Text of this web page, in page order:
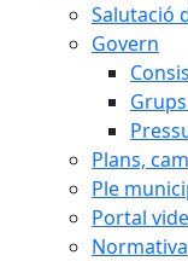
Salutació
Govern
Plans,
Ple
Portal
Normativa